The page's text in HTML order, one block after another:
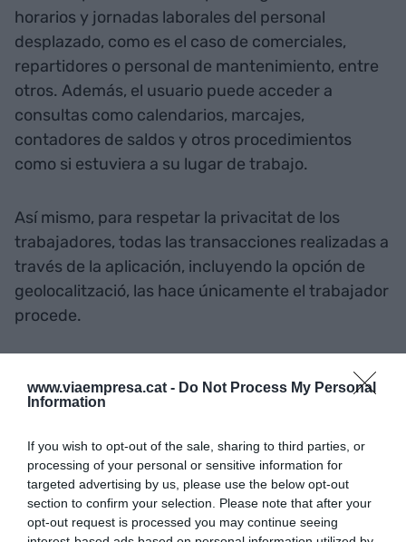
www.viaempresa.cat - Do Not Process My Personal
Information
If you wish to opt-out of the sale, sharing to third parties, or
processing of your personal or sensitive information for
targeted advertising by us, please use the below opt-out
section to confirm your selection. Please note that after your
opt-out request is processed you may continue seeing
horarios y jornadas laborales del personal
desplazado, como es el caso de comerciales,
repartidores o personal de mantenimiento, entre
otros. Además, el usuario puede acceder a
consultas como calendarios, marcajes,
contadores de saldos y otros procedimientos
como si estuviera a su lugar de trabajo.
Así mismo, para respetar la privacitat de los
trabajadores, todas las transacciones realizadas a
través de la aplicación, incluyendo la opción de
geolocalització, las hace únicamente el trabajador
procede.
AñadirVIA Empresacomo fuente preferida
de Google de forma gratuita
ACTIVAR AHORA